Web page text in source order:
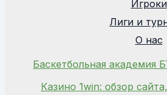
Игроки
Лиги и
О нас
Баскетбольная академия
Казино 1win: обзор